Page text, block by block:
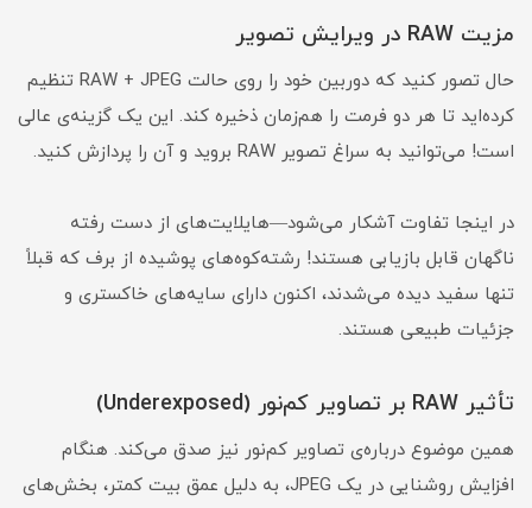
مزیت RAW در ویرایش تصویر
حال تصور کنید که دوربین خود را روی حالت RAW + JPEG تنظیم
کرده‌اید تا هر دو فرمت را هم‌زمان ذخیره کند. این یک گزینه‌ی عالی
است! می‌توانید به سراغ تصویر RAW بروید و آن را پردازش کنید.
در اینجا تفاوت آشکار می‌شود—هایلایت‌های از دست رفته
ناگهان قابل بازیابی هستند! رشته‌کوه‌های پوشیده از برف که قبلاً
تنها سفید دیده می‌شدند، اکنون دارای سایه‌های خاکستری و
جزئیات طبیعی هستند.
تأثیر RAW بر تصاویر کم‌نور (Underexposed)
همین موضوع درباره‌ی تصاویر کم‌نور نیز صدق می‌کند. هنگام
افزایش روشنایی در یک JPEG، به دلیل عمق بیت کمتر، بخش‌های